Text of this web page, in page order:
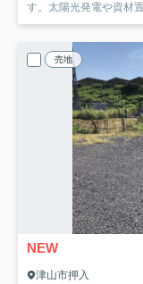
す。太陽光発電や資材
売地
NEW
津山市押入